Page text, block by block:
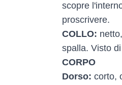
scopre
proscrivere.
COLLO:
spalla. Visto
CORPO
Dorso: corto,